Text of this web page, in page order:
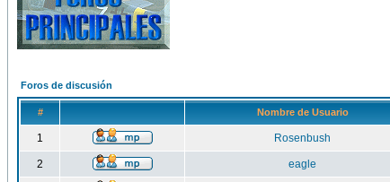
Foros de discusión
# Nombre de Usuario
1 Rosenbush
2 eagle